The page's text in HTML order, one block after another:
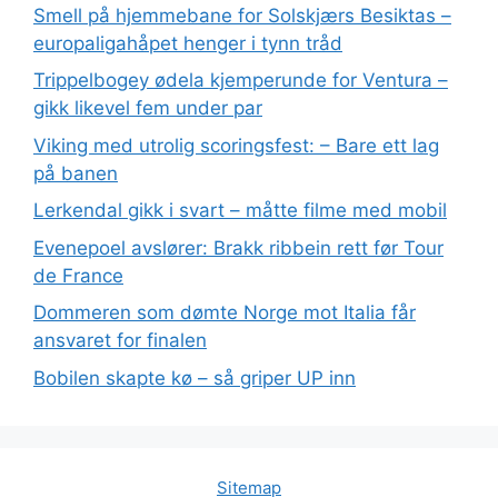
Smell på hjemmebane for Solskjærs Besiktas –
europaligahåpet henger i tynn tråd
Trippelbogey ødela kjemperunde for Ventura –
gikk likevel fem under par
Viking med utrolig scoringsfest: – Bare ett lag
på banen
Lerkendal gikk i svart – måtte filme med mobil
Evenepoel avslører: Brakk ribbein rett før Tour
de France
Dommeren som dømte Norge mot Italia får
ansvaret for finalen
Bobilen skapte kø – så griper UP inn
Sitemap